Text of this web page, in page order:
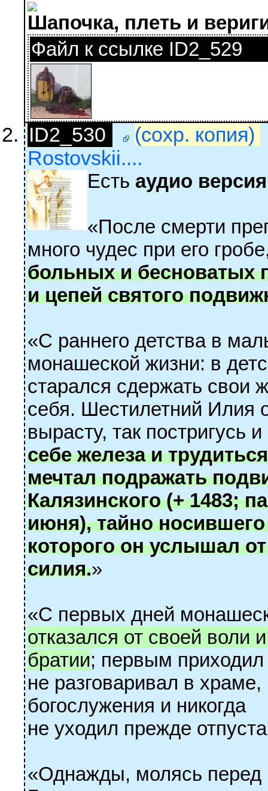
Шапочка, плеть и
Файл к ссылке ID2_529
ID2_530
(сохр. копия)
Rostovskii....
Есть аудио версия
«После смерти
много чудес при его
больных и бесноватых
и цепей святого
«С раннего детства в
монашеской жизни: в
старался сдержать свои
себя. Шестилетний Илия
вырасту, так постригусь
себе железа и
мечтал подражать
Калязинского (+ 1483;
июня), тайно
которого он услышал
силия.»
«С первых дней
отказался от своей воли
братии; первым
не раз­­говаривал в
богослужения и никогда
не уходил прежде
«Однажды, молясь перед